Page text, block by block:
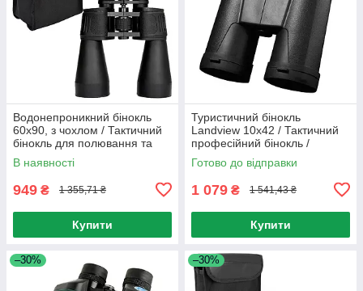
Водонепроникний бінокль
60х90, з чохлом / Тактичний
бінокль для полювання та
риболовлі
В наявності
949 ₴ 1 355,71 ₴
Купити
Туристичний бінокль
Landview 10х42 / Тактичний
професійний бінокль /
Військовий бінокль
Готово до відправки
1 079 ₴ 1 541,43 ₴
Купити
–30% –30%